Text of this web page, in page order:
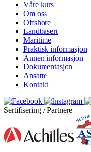
Våre kurs
Om oss
Offshore
Landbasert
Maritime
Praktisk informasjon
Annen informasjon
Dokumentasjon
Ansatte
Kontakt
Sertifisering / Partnere